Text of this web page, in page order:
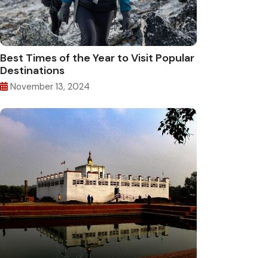
Best Times of the Year to Visit Popular
Destinations
November 13, 2024